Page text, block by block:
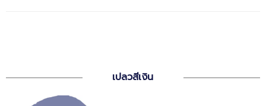
เปลวสีเงิน